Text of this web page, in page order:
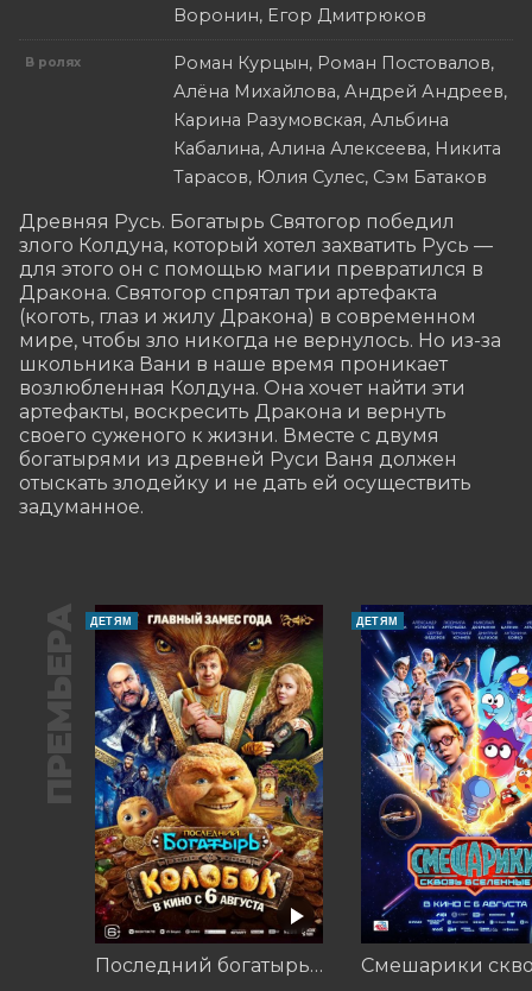
Воронин, Егор Дмитрюков
В ролях
Роман Курцын, Роман Постовалов,
Алёна Михайлова, Андрей Андреев,
Карина Разумовская, Альбина
Кабалина, Алина Алексеева, Никита
Тарасов, Юлия Сулес, Сэм Батаков
Древняя Русь. Богатырь Святогор победил
злого Колдуна, который хотел захватить Русь —
для этого он с помощью магии превратился в
Дракона. Святогор спрятал три артефакта
(коготь, глаз и жилу Дракона) в современном
мире, чтобы зло никогда не вернулось. Но из-за
школьника Вани в наше время проникает
возлюбленная Колдуна. Она хочет найти эти
артефакты, воскресить Дракона и вернуть
своего суженого к жизни. Вместе с двумя
богатырями из древней Руси Ваня должен
отыскать злодейку и не дать ей осуществить
задуманное.
ПРЕМЬЕРА ДЕТЯМ
Последний богатырь. Колобок
ДЕТЯМ